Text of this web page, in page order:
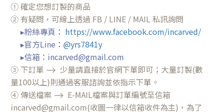
① 確定您想訂製的商品
② 有疑問，可線上透過 FB / LINE / MAIL 私訊詢問
▸粉絲專頁 ： https://www.facebook.com/incarved/
▸官方Line： @yrs7841y
▸信箱：incarved@gmail.com
③下訂單 ⟶ 少量請直接於官網下單即可；大量訂製(數
量100以上)則通過客服諮詢並依指示下單。
④ 傳送檔案 ⟶ E-MAIL檔案與訂單編號至信箱
incarved@gmail.com(收圖一律以信箱收件為主)，為了